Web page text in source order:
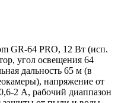
GR-64 PRO, 12 Вт (исп.
угол освещения 64
дальность 65 м (в
напряжение от
2 А, рабочий диаппазон